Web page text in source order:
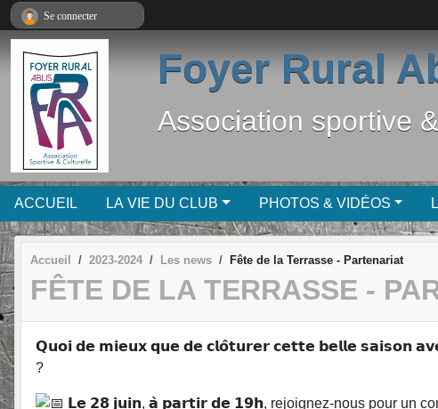
Foyer Rural
Association sportive
ACCUEIL LA VIE DU CLUB PHOTOS & VIDÉOS
Accueil 2023-2024 Les news Fête de la Terrasse - Partenariat
FÊTE DE LA TERRASSE -
𝗤𝘂𝗼𝗶 𝗱𝗲 𝗺𝗶𝗲𝘂𝘅 𝗾𝘂𝗲 𝗱𝗲 𝗰𝗹𝗼̂𝘁𝘂𝗿𝗲𝗿 𝗰𝗲𝘁𝘁𝗲 𝗯𝗲𝗹𝗹𝗲 𝘀𝗮𝗶𝘀𝗼𝗻
?
𝗟𝗲 𝟮𝟴 𝗷𝘂𝗶𝗻, 𝗮̀ 𝗽𝗮𝗿𝘁𝗶𝗿 𝗱𝗲 𝟭𝟵𝗵, rejoignez-nous pour un
Se connecter
Panneau de gestion des cookies